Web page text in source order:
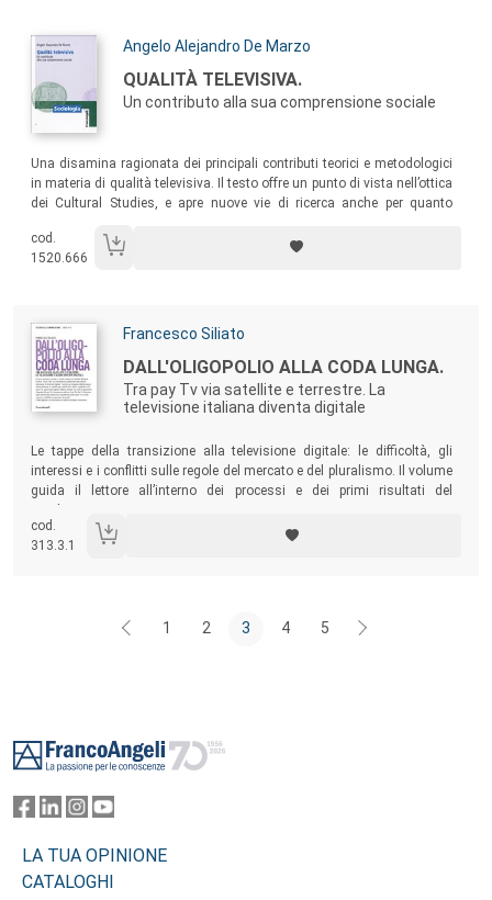
Autori:
Angelo Alejandro De Marzo
Titolo:
QUALITÀ TELEVISIVA.
Un contributo alla sua comprensione sociale
Una disamina ragionata dei principali contributi teorici e metodologici
in materia di qualità televisiva. Il testo offre un punto di vista nell’ottica
dei Cultural Studies, e apre nuove vie di ricerca anche per quanto
definiscono sotto il profilo della costruzione identitaria attraverso la
Tv.
cod.
1520.666
Autori:
Francesco Siliato
Titolo:
DALL'OLIGOPOLIO ALLA CODA LUNGA.
Tra pay Tv via satellite e terrestre. La
televisione italiana diventa digitale
Le tappe della transizione alla televisione digitale: le difficoltà, gli
interessi e i conflitti sulle regole del mercato e del pluralismo. Il volume
guida il lettore all’interno dei processi e dei primi risultati del
cod.
313.3.1
1 2 3 4 5
LA TUA OPINIONE
CATALOGHI